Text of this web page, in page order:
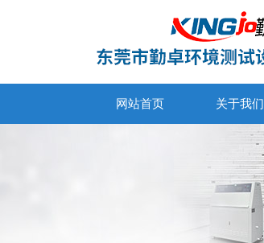
网站首页 关于我们